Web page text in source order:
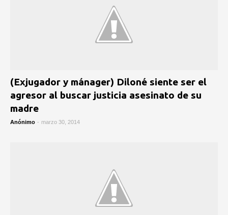
(Exjugador y mánager) Diloné siente ser el
agresor al buscar justicia asesinato de su
madre
Anónimo - marzo 30, 2014